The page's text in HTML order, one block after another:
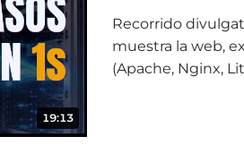
19:13
Recorrido
muestra la web,
(Apache, Nginx,